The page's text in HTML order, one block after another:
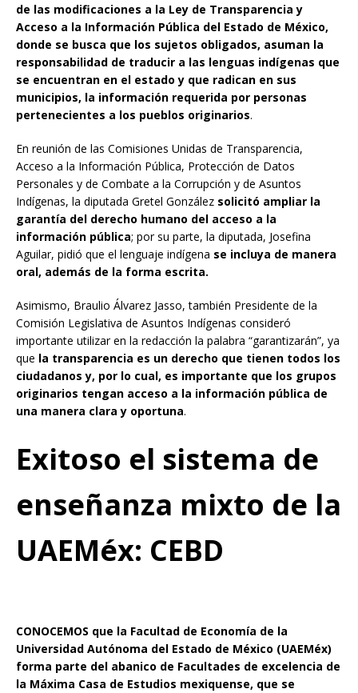
de las modificaciones a la Ley de Transparencia y
Acceso a la Información Pública del Estado de México,
donde se busca que los sujetos obligados, asuman la
responsabilidad de traducir a las lenguas indígenas que
se encuentran en el estado y que radican en sus
municipios, la información requerida por personas
pertenecientes a los pueblos originarios.
En reunión de las Comisiones Unidas de Transparencia,
Acceso a la Información Pública, Protección de Datos
Personales y de Combate a la Corrupción y de Asuntos
Indígenas, la diputada Gretel González solicitó ampliar la
garantía del derecho humano del acceso a la
información pública; por su parte, la diputada, Josefina
Aguilar, pidió que el lenguaje indígena se incluya de manera
oral, además de la forma escrita.
Asimismo, Braulio Álvarez Jasso, también Presidente de la
Comisión Legislativa de Asuntos Indígenas consideró
importante utilizar en la redacción la palabra “garantizarán”, ya
que la transparencia es un derecho que tienen todos los
ciudadanos y, por lo cual, es importante que los grupos
originarios tengan acceso a la información pública de
una manera clara y oportuna.
Exitoso el sistema de
enseñanza mixto de la
UAEMéx: CEBD
CONOCEMOS que la Facultad de Economía de la
Universidad Autónoma del Estado de México (UAEMéx)
forma parte del abanico de Facultades de excelencia de
la Máxima Casa de Estudios mexiquense, que se